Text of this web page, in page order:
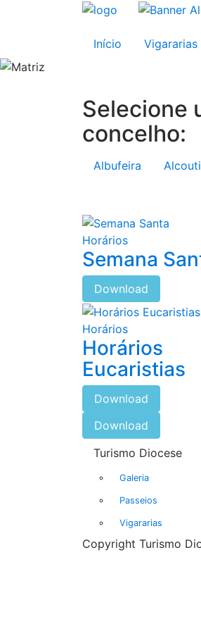
Início Vigararias
Selecione
concelho:
Albufeira
Horários
Semana
Download
Horários
Horários
Eucaristias
Download
Download
Turismo Diocese
Galeria
Passeios
Vigararias
Copyright Turismo